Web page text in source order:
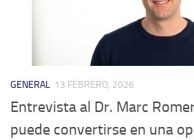
GENERAL 13 FEBRERO, 2026
Entrevista al Dr. Marc
puede convertirse en una